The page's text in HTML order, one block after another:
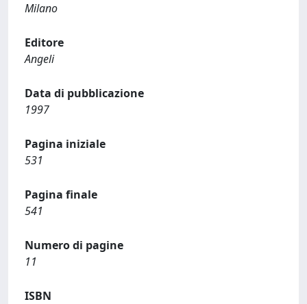
Milano
Editore
Angeli
Data di pubblicazione
1997
Pagina iniziale
531
Pagina finale
541
Numero di pagine
11
ISBN